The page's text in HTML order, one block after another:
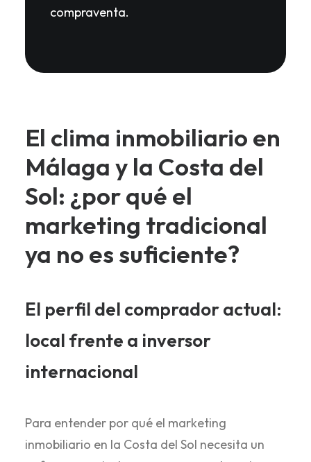
compraventa.
El clima inmobiliario en
Málaga y la Costa del
Sol: ¿por qué el
marketing tradicional
ya no es suficiente?
El perfil del comprador actual:
local frente a inversor
internacional
Para entender por qué el marketing
inmobiliario en la Costa del Sol necesita un